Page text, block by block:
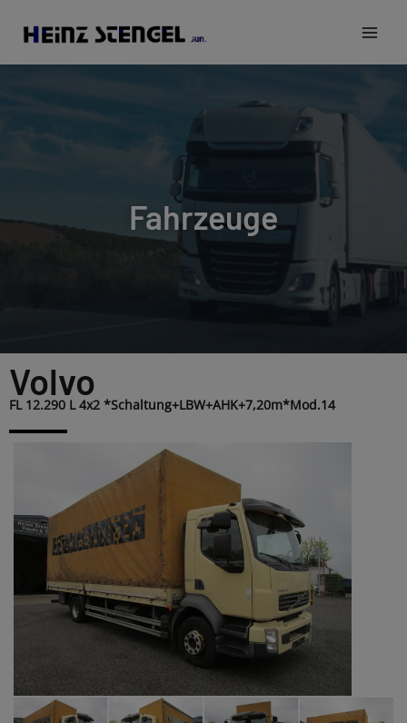
Fahrzeuge
Volvo
FL 12.290 L 4x2 *Schaltung+LBW+AHK+7,20m*Mod.14